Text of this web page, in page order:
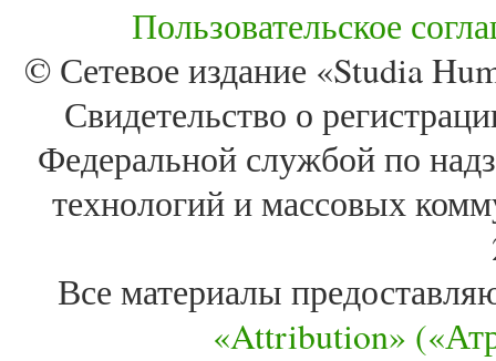
Пользовательское
© Сетевое издание «Studia
Свидетельство о
Федеральной службой по
технологий и массовых
Все материалы
«Attribution»